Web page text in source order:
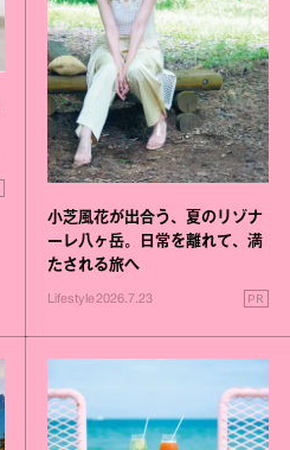
小芝風花が出合う、夏のリゾナ
ーレ八ヶ岳。日常を離れて、満
たされる旅へ
Lifestyle2026.7.23 PR